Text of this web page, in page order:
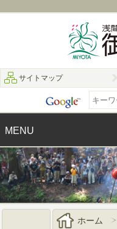
サイトマップ
MENU
ホーム